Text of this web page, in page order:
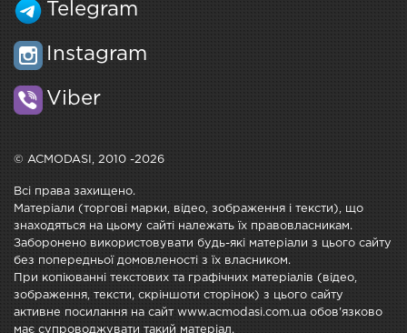
Telegram
Instagram
Viber
© ACMODASI, 2010 -2026
Всі права захищено.
Матеріали (торгові марки, відео, зображення і тексти), що
знаходяться на цьому сайті належать їх правовласникам.
Заборонено використовувати будь-які матеріали з цього сайту
без попередньої домовленості з їх власником.
При копіюванні текстових та графічних матеріалів (відео,
зображення, тексти, скріншоти сторінок) з цього сайту
активне посилання на сайт www.acmodasi.com.ua обов'язково
має супроводжувати такий матеріал.